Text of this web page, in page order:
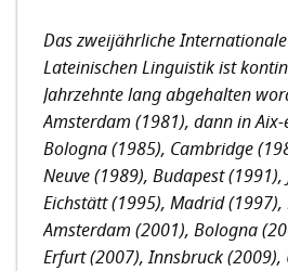
Das zweijährliche
Lateinischen Linguistik ist
Jahrzehnte lang abgehalten
Amsterdam (1981), dann in Aix-
Bologna (1985), Cambridge
Neuve (1989), Budapest (1991),
Eichstätt (1995), Madrid (1997),
Amsterdam (2001), Bologna
Erfurt (2007), Innsbruck (2009),